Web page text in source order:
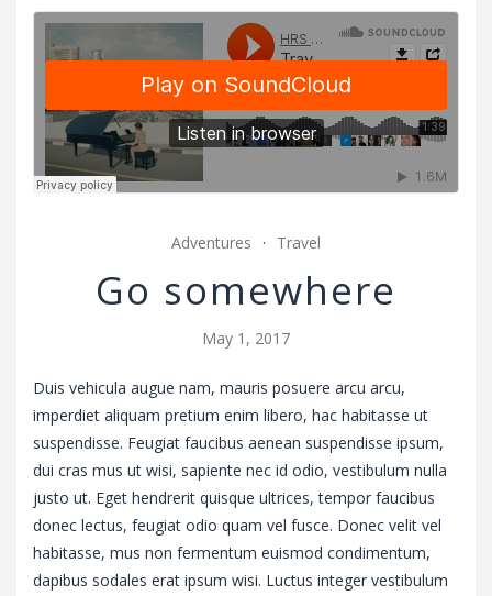
g
Adventures Travel
Go somewhere
May 1, 2017
Duis vehicula augue nam, mauris posuere arcu arcu,
imperdiet aliquam pretium enim libero, hac habitasse ut
suspendisse. Feugiat faucibus aenean suspendisse ipsum,
dui cras mus ut wisi, sapiente nec id odio, vestibulum nulla
justo ut. Eget hendrerit quisque ultrices, tempor faucibus
donec lectus, feugiat odio quam vel fusce. Donec velit vel
habitasse, mus non fermentum euismod condimentum,
dapibus sodales erat ipsum wisi. Luctus integer vestibulum